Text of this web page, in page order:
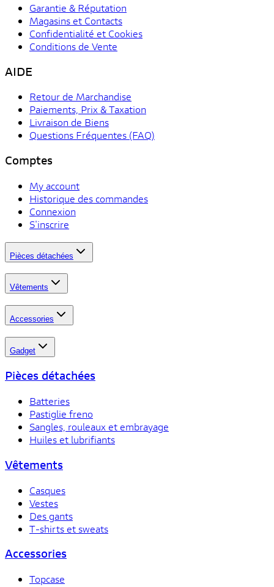
Garantie & Réputation
Magasins et Contacts
Confidentialité et Cookies
Conditions de Vente
AIDE
Retour de Marchandise
Paiements, Prix & Taxation
Livraison de Biens
Questions Fréquentes (FAQ)
Comptes
My account
Historique des commandes
Connexion
S'inscrire
Pièces détachées
Vêtements
Accessories
Gadget
Pièces détachées
Batteries
Pastiglie freno
Sangles, rouleaux et embrayage
Huiles et lubrifiants
Vêtements
Casques
Vestes
Des gants
T-shirts et sweats
Accessories
Topcase